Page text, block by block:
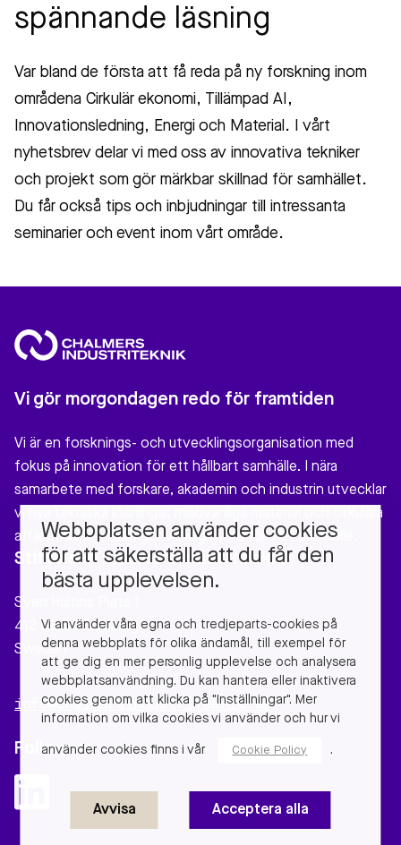
spännande läsning
Var bland de första att få reda på ny forskning inom
områdena Cirkulär ekonomi, Tillämpad AI,
Innovationsledning, Energi och Material. I vårt
nyhetsbrev delar vi med oss av innovativa tekniker
och projekt som gör märkbar skillnad för samhället.
Du får också tips och inbjudningar till intressanta
seminarier och event inom vårt område.
Vi gör morgondagen redo för framtiden
Vi är en forsknings- och utvecklingsorganisation med
fokus på innovation för ett hållbart samhälle. I nära
samarbete med forskare, akademin och industrin utvecklar
vi nya tekniska lösningar, miljövänliga material och cirkulära
affärsmodeller som gör verklig nytta för vårt samhälle.
Stiftelsen Chalmers Industriteknik
Sven Hultins Plats 1
412 58 Gothenburg
Sweden
info@chalmersindustriteknik.se
Follow us
Webbplatsen använder cookies
för att säkerställa att du får den
bästa upplevelsen.
Vi använder våra egna och tredjeparts-cookies på
denna webbplats för olika ändamål, till exempel för
att ge dig en mer personlig upplevelse och analysera
webbplatsanvändning. Du kan hantera eller inaktivera
cookies genom att klicka på "Inställningar". Mer
information om vilka cookies vi använder och hur vi
använder cookies finns i vår Cookie Policy .
Avvisa Acceptera alla